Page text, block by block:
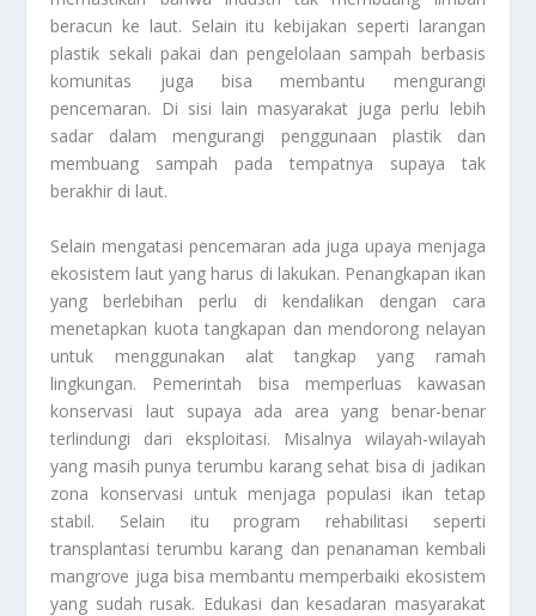
beracun ke laut. Selain itu kebijakan seperti larangan
plastik sekali pakai dan pengelolaan sampah berbasis
komunitas juga bisa membantu mengurangi
pencemaran. Di sisi lain masyarakat juga perlu lebih
sadar dalam mengurangi penggunaan plastik dan
membuang sampah pada tempatnya supaya tak
berakhir di laut.
Selain mengatasi pencemaran ada juga upaya menjaga
ekosistem laut yang harus di lakukan. Penangkapan ikan
yang berlebihan perlu di kendalikan dengan cara
menetapkan kuota tangkapan dan mendorong nelayan
untuk menggunakan alat tangkap yang ramah
lingkungan. Pemerintah bisa memperluas kawasan
konservasi laut supaya ada area yang benar-benar
terlindungi dari eksploitasi. Misalnya wilayah-wilayah
yang masih punya terumbu karang sehat bisa di jadikan
zona konservasi untuk menjaga populasi ikan tetap
stabil. Selain itu program rehabilitasi seperti
transplantasi terumbu karang dan penanaman kembali
mangrove juga bisa membantu memperbaiki ekosistem
yang sudah rusak. Edukasi dan kesadaran masyarakat